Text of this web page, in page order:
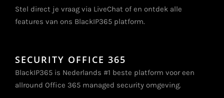
Stel direct je vraag via LiveChat of en ontdek alle
features van ons BlackIP365 platform.
SECURITY OFFICE 365
BlackIP365 is Nederlands #1 beste platform voor een
allround Office 365 managed security omgeving.